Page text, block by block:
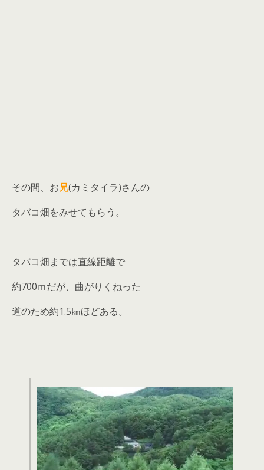
その間、お兄(カミタイラ)さんの
タバコ畑をみせてもらう。
タバコ畑までは直線距離で
約700ｍだが、曲がりくねった
道のため約1.5㎞ほどある。